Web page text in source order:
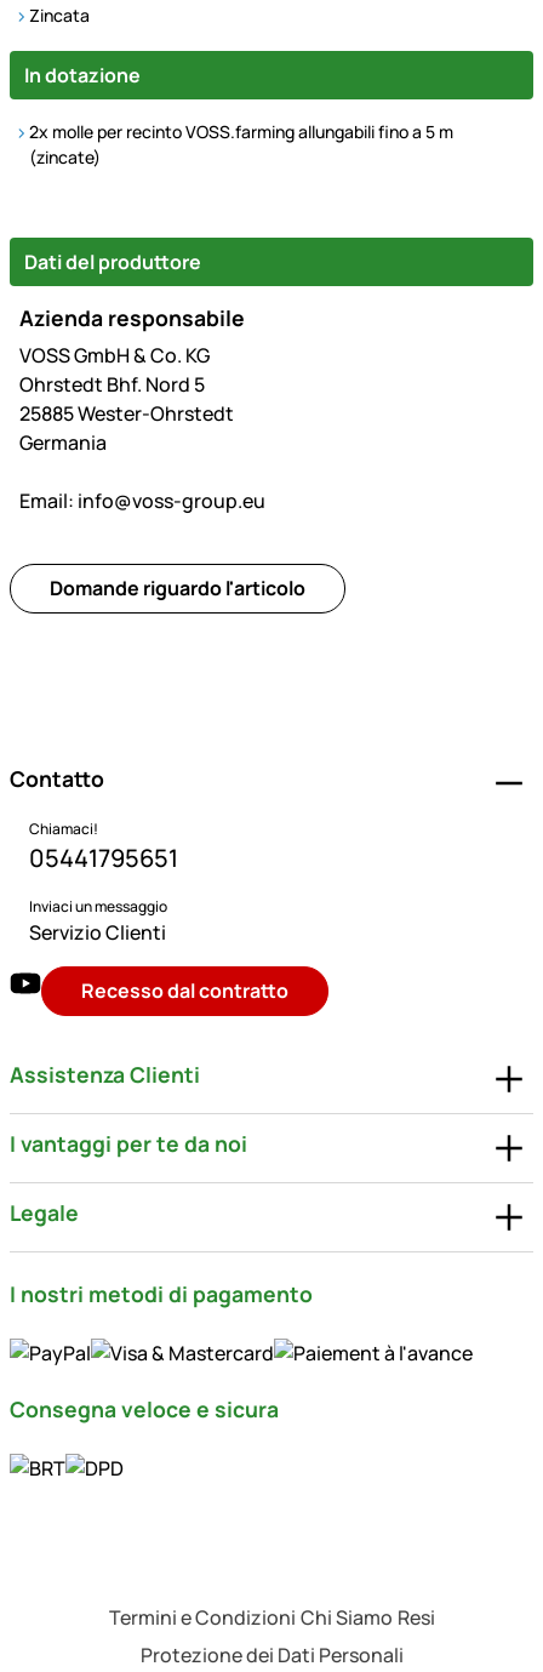
Zincata
In dotazione
2x molle per recinto VOSS.farming allungabili fino a 5 m
(zincate)
Dati del produttore
Azienda responsabile
VOSS GmbH & Co. KG
Ohrstedt Bhf. Nord 5
25885 Wester-Ohrstedt
Germania
Email: info@voss-group.eu
Domande riguardo l'articolo
Contatto
Chiamaci!
05441795651
Inviaci un messaggio
Servizio Clienti
Recesso dal contratto
Assistenza Clienti
I vantaggi per te da noi
Legale
I nostri metodi di pagamento
Consegna veloce e sicura
Termini e Condizioni Chi Siamo Resi
Protezione dei Dati Personali